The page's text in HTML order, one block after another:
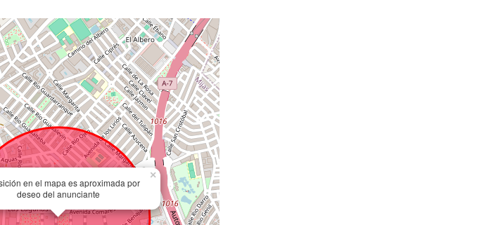
en el mapa es aproximada por
deseo del anunciante
×